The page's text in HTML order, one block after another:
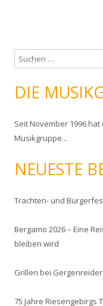
u
c
h
n
n
:
DIE
Seit November 1996
Musikgruppe...
NEUESTE
Trachten- und
Bergamo 2026 – Eine
bleiben wird
Grillen bei Gergenreider
75 Jahre Riesengebirgs